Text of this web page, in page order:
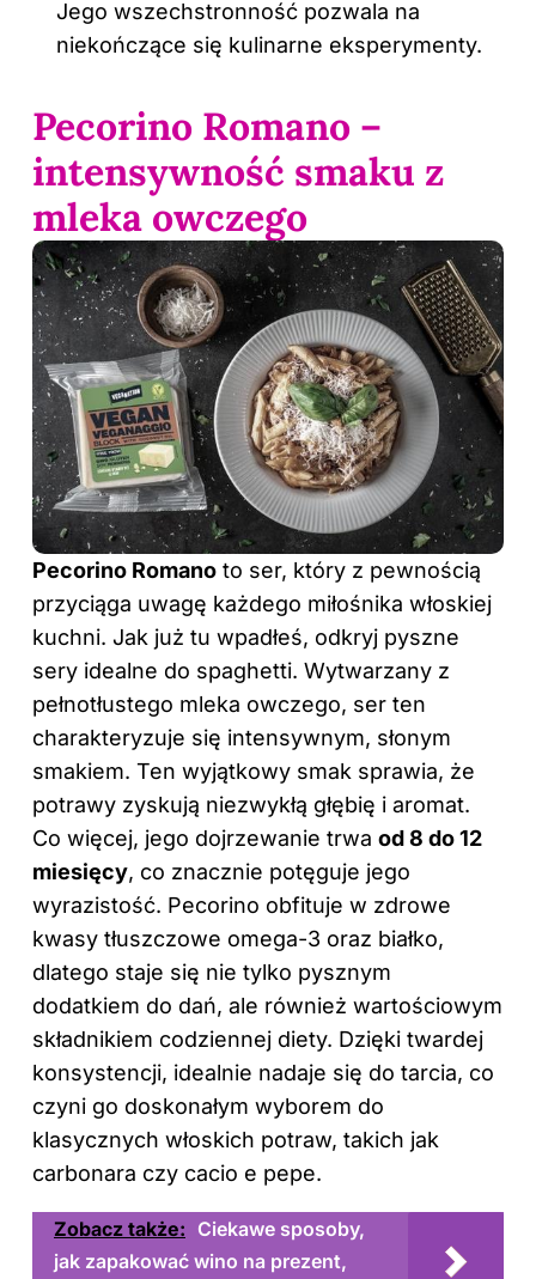
Jego wszechstronność pozwala na
niekończące się kulinarne eksperymenty.
Pecorino Romano –
intensywność smaku z
mleka owczego
Pecorino Romano to ser, który z pewnością
przyciąga uwagę każdego miłośnika włoskiej
kuchni. Jak już tu wpadłeś, odkryj pyszne
sery idealne do spaghetti. Wytwarzany z
pełnotłustego mleka owczego, ser ten
charakteryzuje się intensywnym, słonym
smakiem. Ten wyjątkowy smak sprawia, że
potrawy zyskują niezwykłą głębię i aromat.
Co więcej, jego dojrzewanie trwa od 8 do 12
miesięcy, co znacznie potęguje jego
wyrazistość. Pecorino obfituje w zdrowe
kwasy tłuszczowe omega-3 oraz białko,
dlatego staje się nie tylko pysznym
dodatkiem do dań, ale również wartościowym
składnikiem codziennej diety. Dzięki twardej
konsystencji, idealnie nadaje się do tarcia, co
czyni go doskonałym wyborem do
klasycznych włoskich potraw, takich jak
carbonara czy cacio e pepe.
Zobacz także: Ciekawe sposoby,
jak zapakować wino na prezent,